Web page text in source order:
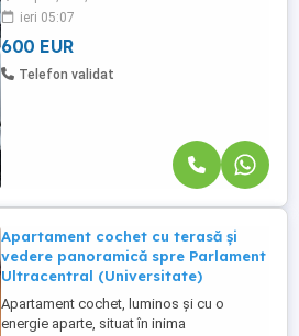
termica proprie, aer conditionat, finisaje
interioare de calitate, ...
ieri 05:07
600 EUR
Telefon validat
Apartament cochet cu terasă și
vedere panoramică spre Parlament
Ultracentral (Universitate)
Apartament cochet, luminos și cu o
energie aparte, situat în inima